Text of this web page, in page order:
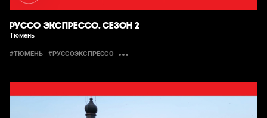
РУССО ЭКСПРЕССО. СЕЗОН 2
Тюмень
#ТЮМЕНЬ #РУССОЭКСПРЕССО